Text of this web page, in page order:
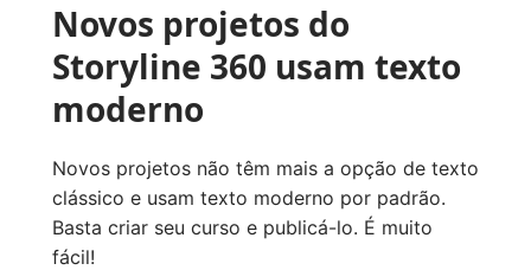
Novos projetos do
Storyline 360 usam texto
moderno
Novos projetos não têm mais a opção de texto
clássico e usam texto moderno por padrão.
Basta criar seu curso e publicá-lo. É muito
fácil!